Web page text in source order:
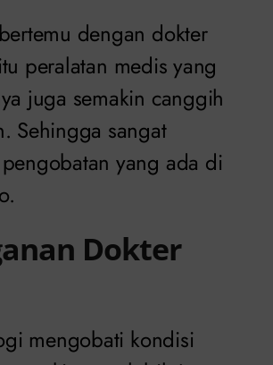
dengan dokter
peralatan medis yang
juga semakin canggih
Sehingga sangat
yang ada di
Dokter
mengobati kondisi